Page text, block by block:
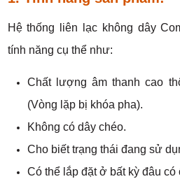
Hệ thống liên lạc không dây
tính năng cụ thể như:
Chất lượng âm thanh cao
(Vòng lặp bị khóa pha).
Không có dây chéo.
Cho biết trạng thái đang sử
Có thể lắp đặt ở bất kỳ đâu có